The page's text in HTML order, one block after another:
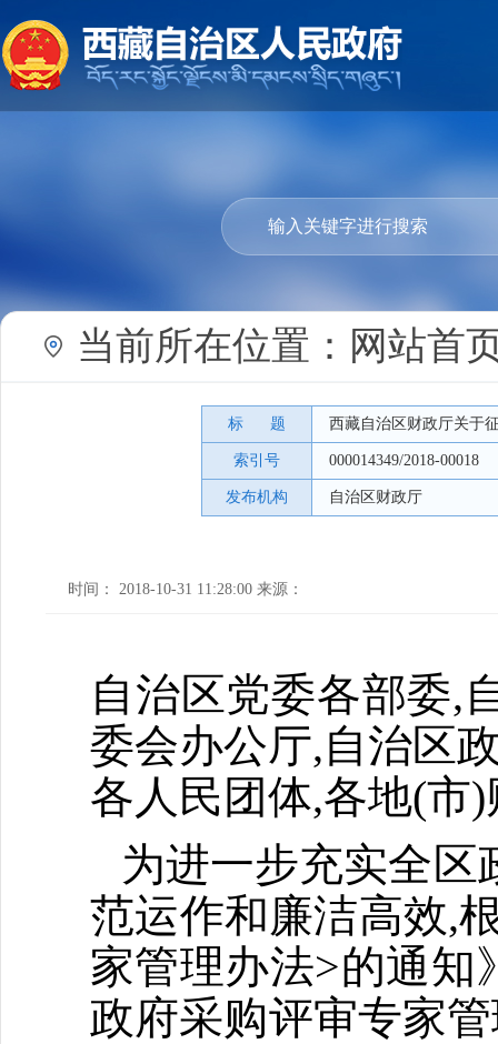
当前所在位置： 网站首
标 题 西藏自治区财政厅关于
索引号 000014349/2018-00018
发布机构 自治区财政厅
时间： 2018-10-31 11:28:00 来源：
自治区党委各部委,
委会办公厅,自治区
各人民团体,各地(市
为进一步充实全区
范运作和廉洁高效,
家管理办法>的通知
政府采购评审专家